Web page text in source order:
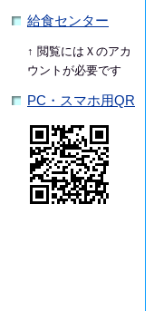
給食センター
↑ 閲覧にはＸのアカ
ウントが必要です
PC・スマホ用QR